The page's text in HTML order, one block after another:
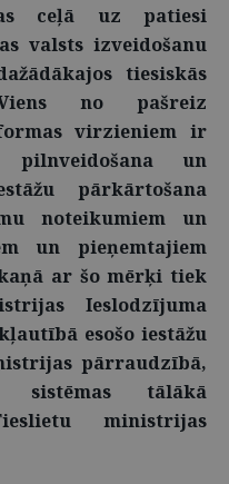
ceļā uz patiesi
valsts izveidošanu
tiesiskās
no pašreiz
virzieniem ir
pilnveidošana un
pārkārtošana
noteikumiem un
un pieņemtajiem
ar šo mērķi tiek
Ieslodzījuma
esošo iestāžu
pārraudzībā,
tālākā
ministrijas